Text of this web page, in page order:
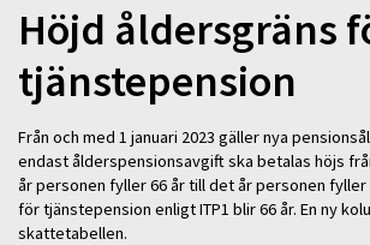
Höjd åldersgräns
tjänstepension
Från och med 1 januari 2023 gäller nya
endast ålderspensionsavgift ska betalas höjs
år personen fyller 66 år till det år personen fyller
för tjänstepension enligt ITP1 blir 66 år. En ny
skattetabellen.